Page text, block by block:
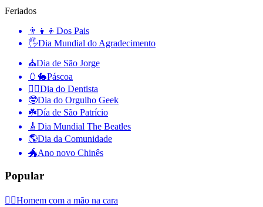
Feriados
👨‍👧‍👦 Dos Pais
🖐Dia Mundial do Agradecimento
⛪️Dia de São Jorge
🥚🐇Páscoa
👨‍⚕️Dia do Dentista
🤓Dia do Orgulho Geek
☘️Día de São Patrício
🎸 Dia Mundial The Beatles
🌎Dia da Comunidade
🐲Ano novo Chinês
Popular
🤦‍♂️Homem com a mão na cara